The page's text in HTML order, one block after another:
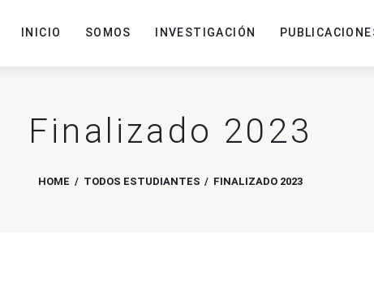
INICIO SOMOS INVESTIGACIÓN
Finalizado 2023
HOME TODOS ESTUDIANTES FINALIZADO 2023